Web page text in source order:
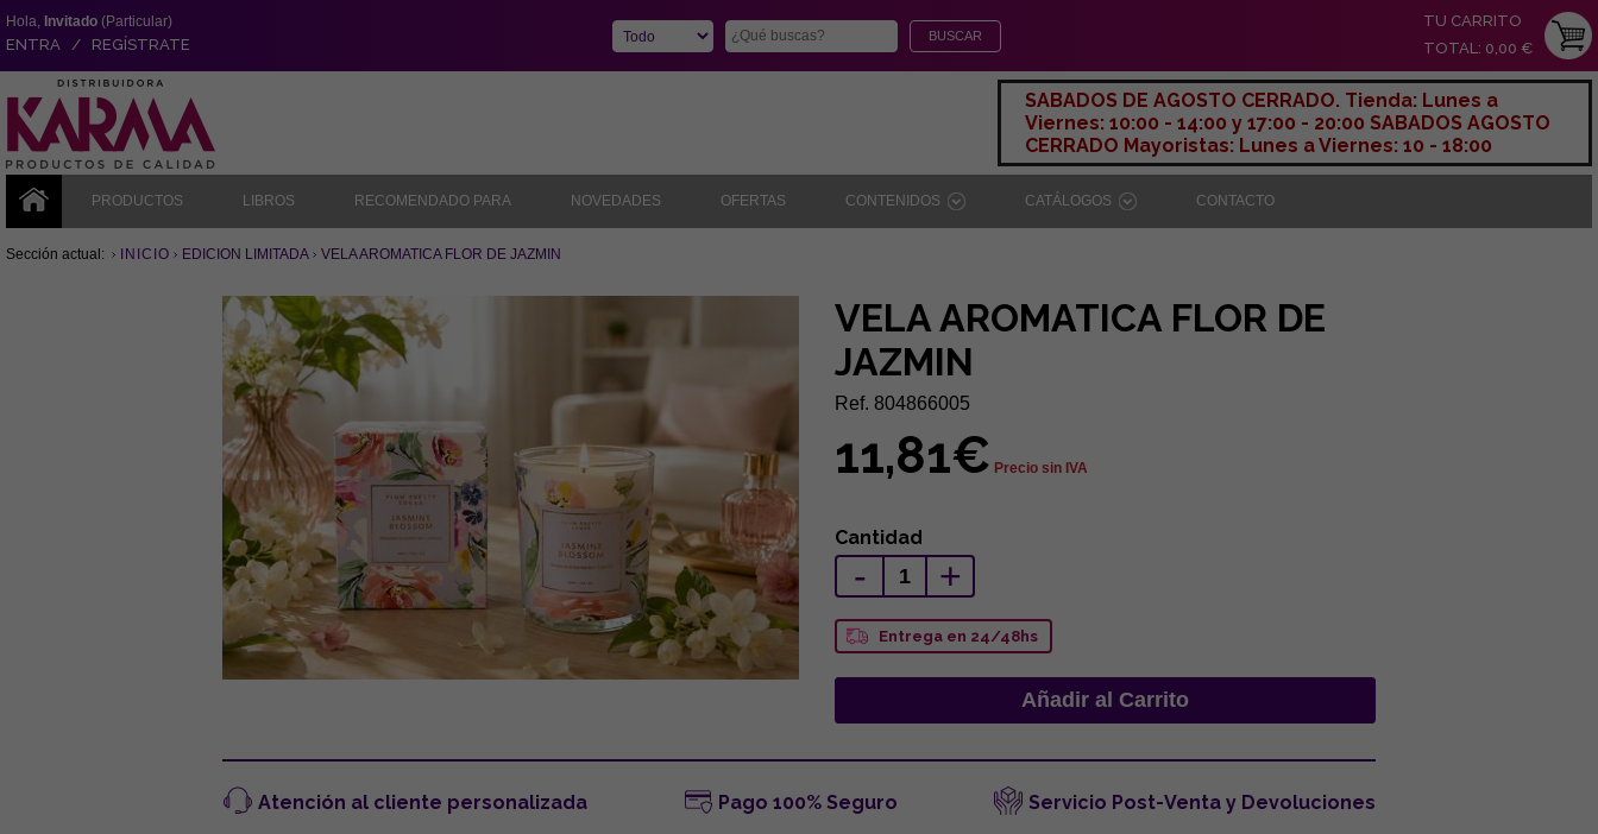
Hola, Invitado (Particular)
ENTRA / REGÍSTRATE
TU CARRITO
TOTAL: 0,00 €
SABADOS DE AGOSTO CERRADO. Tienda: Lunes a
Viernes: 10:00 - 14:00 y 17:00 - 20:00 SABADOS AGOSTO
CERRADO Mayoristas: Lunes a Viernes: 10 - 18:00
PRODUCTOS LIBROS RECOMENDADO PARA NOVEDADES OFERTAS CONTENIDOS CATÁLOGOS CONTACTO
Sección actual: INICIO EDICION LIMITADA VELA AROMATICA FLOR DE JAZMIN
VELA AROMATICA FLOR DE
JAZMIN
Ref. 804866005
11,81€ Precio sin IVA
Cantidad
- +
Entrega en 24/48hs
Atención al cliente personalizada Pago 100% Seguro Servicio Post-Venta y Devoluciones